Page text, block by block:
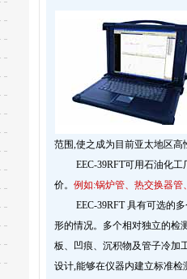
范围,使之成为目前亚太地区
EEC-39RFT可用石油化工
价。 例如:锅炉管、热交换器
EEC-39RFT 具有可选的多
形的情况。多个相对独立的检
板、凹痕、沉积物及管子冷加
设计,能够在仪器内建立标准检